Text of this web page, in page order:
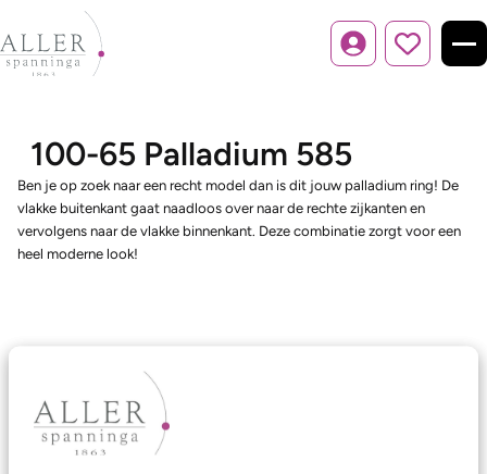
Inloggen
100-65 Palladium 585
Ben je op zoek naar een recht model dan is dit jouw palladium ring! De
vlakke buitenkant gaat naadloos over naar de rechte zijkanten en
vervolgens naar de vlakke binnenkant. Deze combinatie zorgt voor een
heel moderne look!
Ons aanbod